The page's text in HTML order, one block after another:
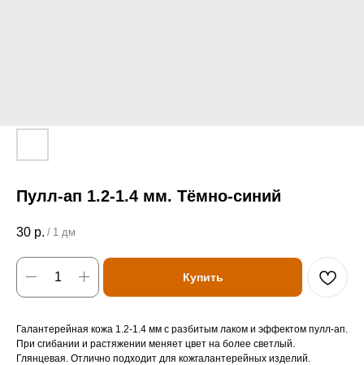
Пулл-ап 1.2-1.4 мм. Тёмно-синий
30 р. / 1 дм
Купить
Галантерейная кожа 1.2-1.4 мм с разбитым лаком и эффектом пулл-ап.
При сгибании и растяжении меняет цвет на более светлый.
Глянцевая. Отлично подходит для кожгалантерейных изделий.